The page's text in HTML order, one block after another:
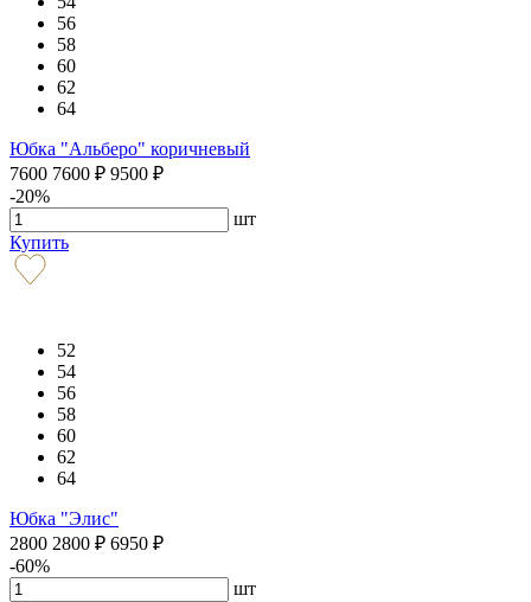
56
58
60
62
64
Юбка "Альберо" коричневый
7600 7600 ₽ 9500 ₽
-20%
шт
Купить
52
54
56
58
60
62
64
Юбка "Элис"
2800 2800 ₽ 6950 ₽
-60%
шт